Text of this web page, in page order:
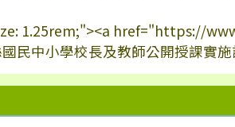
1.25rem;"><a href="https://
民中小學校長及教師公開授課實